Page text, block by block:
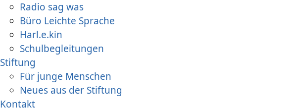
Radio sag was
Büro Leichte Sprache
Harl.e.kin
Schulbegleitungen
Stiftung
Für junge Menschen
Neues aus der Stiftung
Kontakt